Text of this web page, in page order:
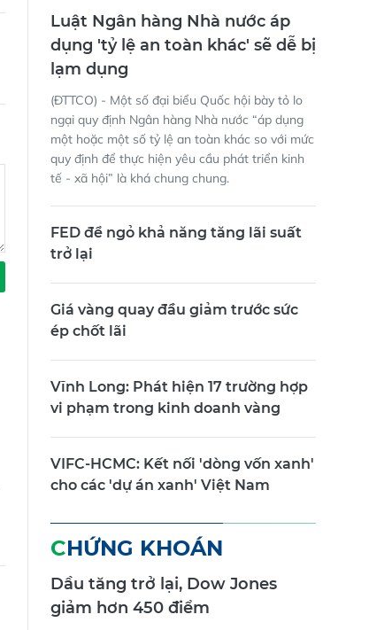
Luật Ngân hàng Nhà nước áp
dụng 'tỷ lệ an toàn khác' sẽ dễ bị
lạm dụng
(ĐTTCO) - Một số đại biểu Quốc hội bày tỏ lo
ngại quy định Ngân hàng Nhà nước “áp dụng
một hoặc một số tỷ lệ an toàn khác so với mức
quy định để thực hiện yêu cầu phát triển kinh
tế - xã hội” là khá chung chung.
FED để ngỏ khả năng tăng lãi suất
trở lại
Giá vàng quay đầu giảm trước sức
ép chốt lãi
Vĩnh Long: Phát hiện 17 trường hợp
vi phạm trong kinh doanh vàng
VIFC-HCMC: Kết nối 'dòng vốn xanh'
cho các 'dự án xanh' Việt Nam
CHỨNG KHOÁN
Dầu tăng trở lại, Dow Jones
giảm hơn 450 điểm